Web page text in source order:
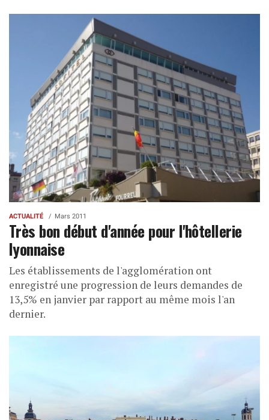
ACTUALITÉ Mars 2011
Très bon début d'année pour l'hôtellerie
lyonnaise
Les établissements de l'agglomération ont
enregistré une progression de leurs demandes de
13,5% en janvier par rapport au même mois l'an
dernier.